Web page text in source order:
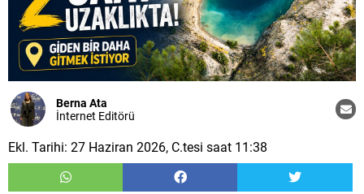
Berna Ata
İnternet Editörü
Ekl. Tarihi: 27 Haziran 2026, C.tesi saat 11:38